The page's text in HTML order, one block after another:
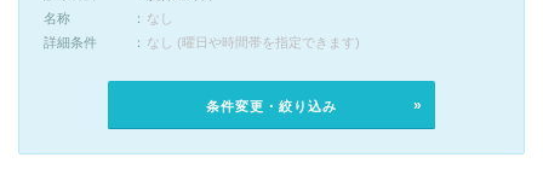
名称
なし
詳細条件
なし (曜日や時間帯を指定できます)
条件変更・絞り込み